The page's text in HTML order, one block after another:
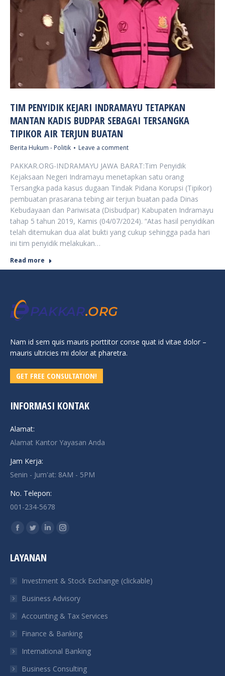
TIM PENYIDIK KEJARI INDRAMAYU TETAPKAN
MANTAN KADIS BUDPAR SEBAGAI TERSANGKA
TIPIKOR AIR TERJUN BUATAN
Berita Hukum - Politik Leave a comment
PAKKAR.ORG-INDRAMAYU JAWA BARAT:Tim Penyidik
Kejaksaan Negeri Indramayu menetapkan satu orang
Tersangka pada kasus dugaan Tindak Pidana Korupsi (Tipikor)
pembuatan prasarana tebing air terjun buatan pada Dinas
Kebudayaan dan Pariwisata (Disbudpar) Kabupaten Indramayu
tahap 5 tahun 2019, Kamis (04/07/2024). “Atas hasil penyidikan
telah ditemukan dua alat bukti yang cukup sehingga pada hari
ini tim penyidik melakukan…
Read more
Nam id sem quis mauris porttitor conse quat id vitae dolor –
mauris ultricies mi dolor at pharetra.
GET FREE CONSULTATION!
INFORMASI KONTAK
Alamat:
Alamat Kantor Yayasan Anda
Jam Kerja:
Senin - Jum'at: 8AM - 5PM
No. Telepon:
001-234-5678
Find us on:
Facebook
opens
new
window
Twitter
opens
new
window
Linkedin
new
window
Instagram
new
window
LAYANAN
Investment & Stock Exchange (clickable)
Business Advisory
Accounting & Tax Services
Finance & Banking
International Banking
Business Consulting